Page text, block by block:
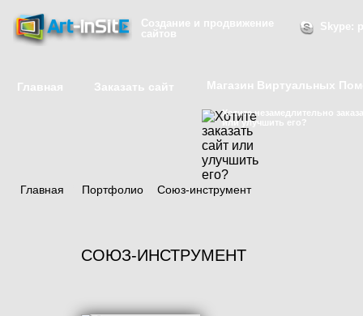
Создание и продвижение
сайтов
Skype:
Главная Заказать сайт Магазин Виртуальных
Хотите незамедлительно
или улучшить его?
Главная Портфолио Союз-инструмент
СОЮЗ-ИНСТРУМЕНТ